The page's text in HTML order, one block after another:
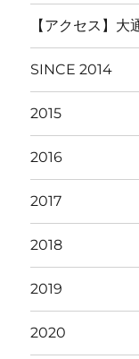
【アクセス】
SINCE 2014
2015
2016
2017
2018
2019
2020